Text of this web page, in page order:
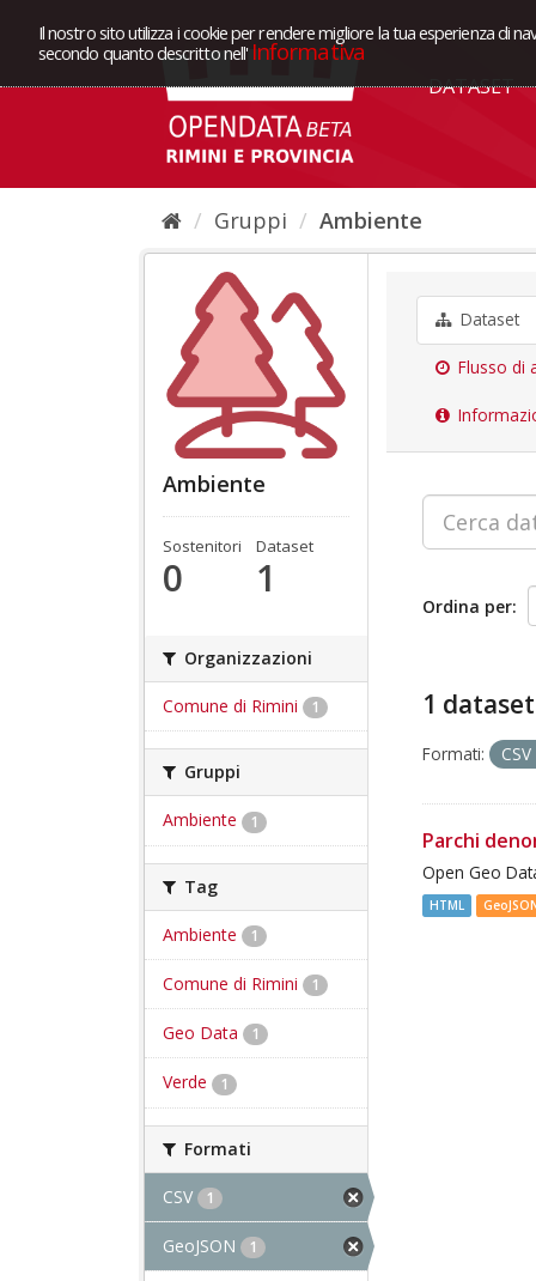
Il nostro sito utilizza i cookie per rendere migliore la tua esperienza di
secondo quanto descritto nell' Informativa
DATASET
Gruppi Ambiente
Ambiente
Sostenitori
0
Dataset
1
Organizzazioni
Comune di Rimini 1
Gruppi
Ambiente 1
Tag
Ambiente 1
Comune di Rimini 1
Geo Data 1
Verde 1
Formati
CSV 1
GeoJSON 1
Dataset
Flusso di
Ordina per
1
Formati: CSV
Parchi
Open Geo
HTML